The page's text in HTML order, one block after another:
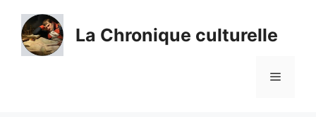
contenu
La Chronique culturelle
Menu